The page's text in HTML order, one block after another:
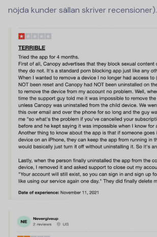
nöjda kunder sällan skriver recensioner).